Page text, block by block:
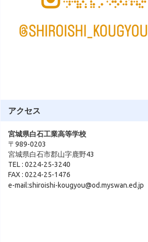
アクセス
宮城県白石工業高等学校
〒989-0203
宮城県白石市郡山字鹿野43
TEL : 0224-25-3240
FAX : 0224-25-1476
e-mail:shiroishi-kougyou@od.myswan.ed.jp